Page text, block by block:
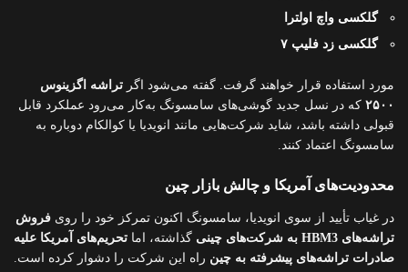
گلکسی واچ اولترا
گلکسی زد فلیپ ۷
مورد استفاده قرار خواهند گرفت. گفته می‌شود اگر تراشه اگزینوس
۲۵۰۰ که در نسل جدید گوشی‌های سامسونگ به‌کار می‌رود عملکرد قابل
قبولی داشته باشد، شاید شرکت‌هایی مانند انویدیا یا کوالکام دوباره به
سامسونگ اعتماد کنند.
محدودیت‌های آمریکا و چالش بازار چین
در غیاب تأیید از سوی انویدیا، سامسونگ اکنون تمرکز خود را روی فروش
تراشه‌های HBM3 به شرکت‌های چینی
گذاشته، اما تحریم‌های آمریکا علیه
صادرات تراشه‌های پیشرفته به چین راه این شرکت را دشوار کرده است.